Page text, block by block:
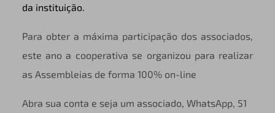
da instituição.
Para obter a máxima participação dos associados,
este ano a cooperativa se organizou para realizar
as Assembleias de forma 100% on-line
Abra sua conta e seja um associado, WhatsApp, 51